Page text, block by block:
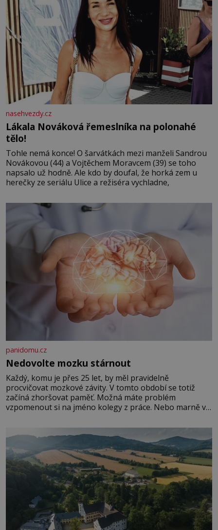
nasehvezdy.cz
Lákala Nováková řemeslníka na polonahé
tělo!
Tohle nemá konce! O šarvátkách mezi manželi Sandrou
Novákovou (44) a Vojtěchem Moravcem (39) se toho
napsalo už hodně. Ale kdo by doufal, že horká zem u
herečky ze seriálu Ulice a režiséra vychladne,
panidomu.cz
Nedovolte mozku stárnout
Každý, komu je přes 25 let, by měl pravidelně
procvičovat mozkové závity. V tomto období se totiž
začíná zhoršovat paměť. Možná máte problém
vzpomenout si na jméno kolegy z práce. Nebo marně v
Je to opravdu tak, s věkem jako kdyby se paměť
rozhodla stávkovat. Cvičte